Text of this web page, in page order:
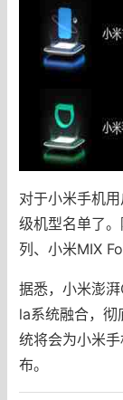
对于小米手机
级机型名单了
列、小米MIX
据悉，小米澎
la系统融合，彻
统将会为小米
布。